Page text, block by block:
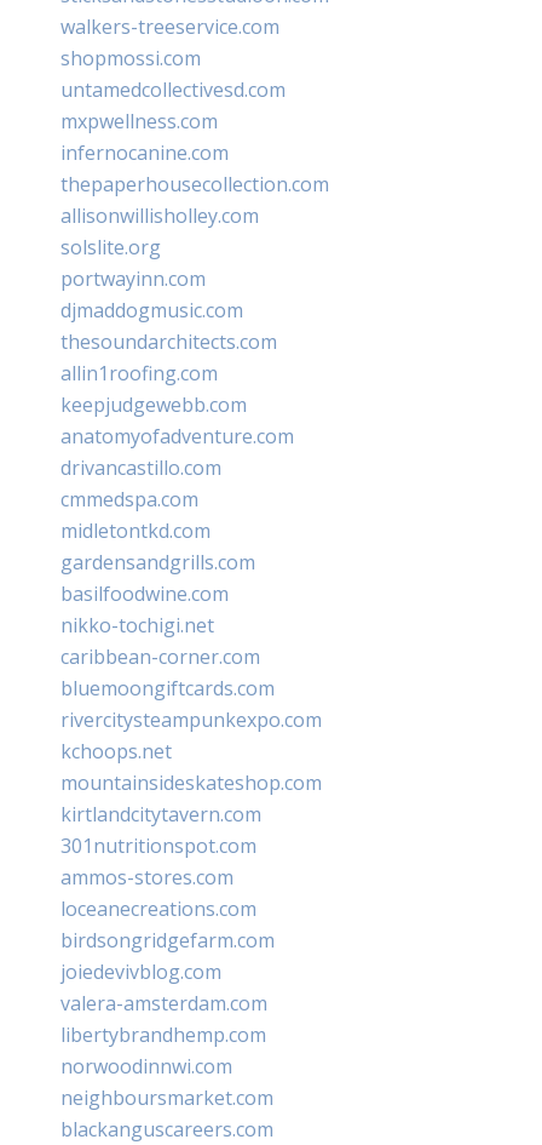
walkers-treeservice.com
shopmossi.com
untamedcollectivesd.com
mxpwellness.com
infernocanine.com
thepaperhousecollection.com
allisonwillisholley.com
solslite.org
portwayinn.com
djmaddogmusic.com
thesoundarchitects.com
allin1roofing.com
keepjudgewebb.com
anatomyofadventure.com
drivancastillo.com
cmmedspa.com
midletontkd.com
gardensandgrills.com
basilfoodwine.com
nikko-tochigi.net
caribbean-corner.com
bluemoongiftcards.com
rivercitysteampunkexpo.com
kchoops.net
mountainsideskateshop.com
kirtlandcitytavern.com
301nutritionspot.com
ammos-stores.com
loceanecreations.com
birdsongridgefarm.com
joiedevivblog.com
valera-amsterdam.com
libertybrandhemp.com
norwoodinnwi.com
neighboursmarket.com
blackanguscareers.com